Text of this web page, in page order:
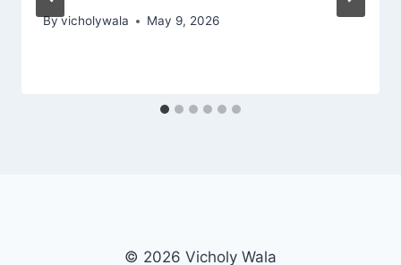
Byvicholywala May 9, 2026
© 2026 Vicholy Wala